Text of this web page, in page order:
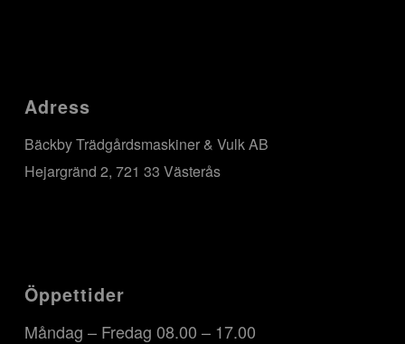
Adress
Bäckby Trädgårdsmaskiner & Vulk AB
Hejargränd 2, 721 33 Västerås
Öppettider
Måndag – Fredag 08.00 – 17.00